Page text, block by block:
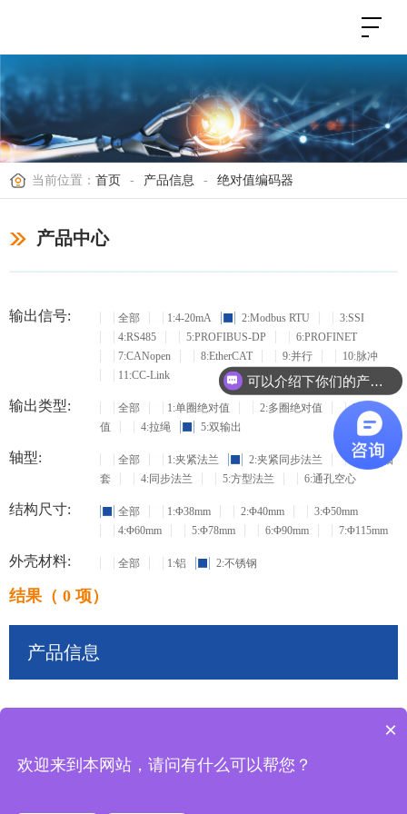
当前位置： 首页 - 产品信息 - 绝对值编码器
产品中心
输出信号: 全部 1:4-20mA 2:Modbus RTU
3:SSI
4:RS485
5:PROFIBUS-DP
6:PROFINET
7:CANopen
8:EtherCAT 9:并行
10:脉冲
11:CC-Link
输出类型: 全部 1:单圈绝对值 2:多圈绝对值
3:增量
值
4:拉绳 5:双输出
轴型: 全部 1:夹紧法兰 2:夹紧同步法兰
3:盲孔轴
套
4:同步法兰 5:方型法兰 6:通孔空心
结构尺寸: 全部 1:Φ38mm 2:Φ40mm
3:Φ50mm
4:Φ60mm
5:Φ78mm 6:Φ90mm 7:Φ115mm
外壳材料: 全部 1:铝 2:不锈钢
结果（ 0 项）
产品信息
可以介绍下你们的产品么？
×
欢迎来到本网站，请问有什么可以帮您？